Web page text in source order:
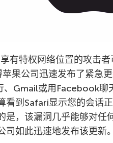
有特权网络位置的攻击
苹果公司迅速发布了紧急
、Gmail或用Facebook聊
看到Safari显示您的会话
是，该漏洞几乎能够对任
如此迅速地发布该更新。